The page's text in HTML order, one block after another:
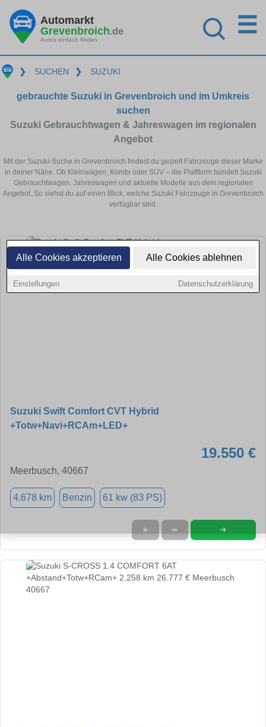
Alle Cookies akzeptieren Alle Cookies ablehnen
Einstellungen Datenschutzerklärung
Automarkt
Grevenbroich.de
Autos einfach finden
☰
❯ SUCHEN ❯ SUZUKI
gebrauchte Suzuki in Grevenbroich und im Umkreis
suchen
Suzuki Gebrauchtwagen & Jahreswagen im regionalen
Angebot
Mit der Suzuki-Suche in Grevenbroich findest du gezielt Fahrzeuge dieser Marke
in deiner Nähe. Ob Kleinwagen, Kombi oder SUV – die Plattform bündelt Suzuki
Gebrauchtwagen, Jahreswagen und aktuelle Modelle aus dem regionalen
Angebot. So siehst du auf einen Blick, welche Suzuki Fahrzeuge in Grevenbroich
verfügbar sind.
Suzuki Swift Comfort CVT Hybrid
+Totw+Navi+RCAm+LED+
19.550 €
Meerbusch, 40667
4.678 km Benzin 61 kw (83 PS)
★ ➦ ➜